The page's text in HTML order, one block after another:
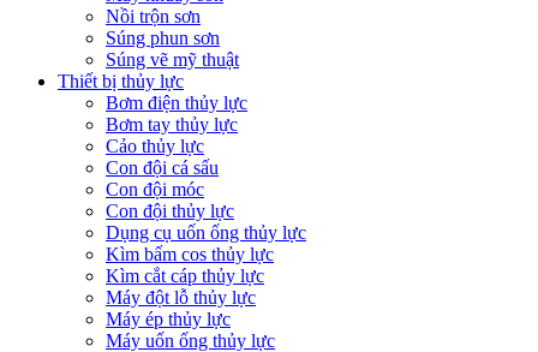
Nồi trộn sơn
Súng phun sơn
Súng vẽ mỹ thuật
Thiết bị thủy lực
Bơm điện thủy lực
Bơm tay thủy lực
Cảo thủy lực
Con đội cá sấu
Con đội móc
Con đội thủy lực
Dụng cụ uốn ống thủy lực
Kìm bấm cos thủy lực
Kìm cắt cáp thủy lực
Máy đột lỗ thủy lực
Máy ép thủy lực
Máy uốn ống thủy lực